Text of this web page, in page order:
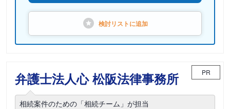
検討リストに追加
弁護士法人心 松阪法律事務所 PR
相続案件のための「相続チーム」が担当